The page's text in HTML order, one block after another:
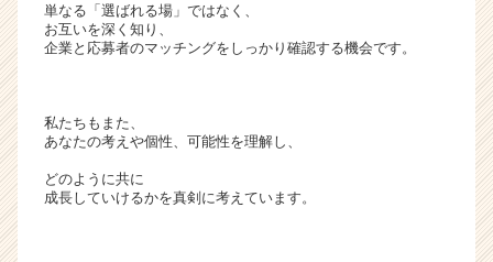
単なる「選ばれる場」ではなく、
お互いを深く知り、
企業と応募者のマッチングをしっかり確認する機会です。
私たちもまた、
あなたの考えや個性、可能性を理解し、
どのように共に
成長していけるかを真剣に考えています。